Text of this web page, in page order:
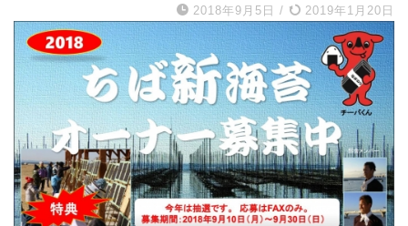
2018年9月5日 / 2019年1月20日